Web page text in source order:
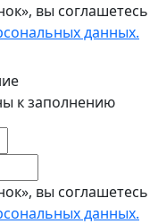
вы соглашетесь
данных.
к заполнению
вы соглашетесь
данных.